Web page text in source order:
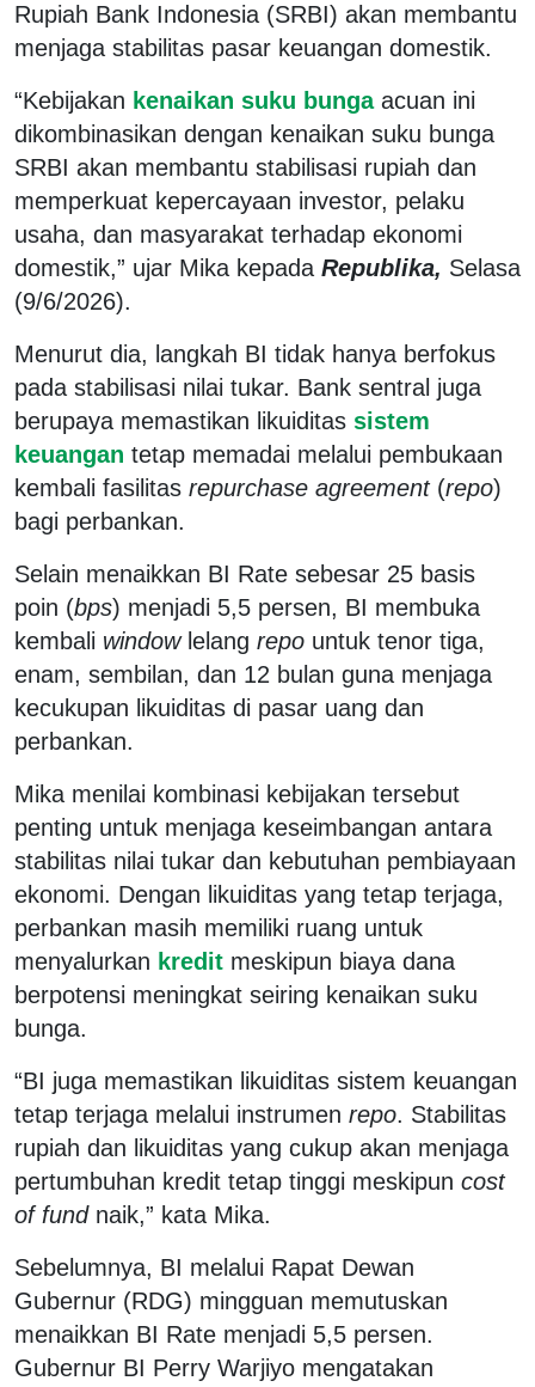
Rupiah Bank Indonesia (SRBI) akan membantu
menjaga stabilitas pasar keuangan domestik.
“Kebijakan kenaikan suku bunga acuan ini
dikombinasikan dengan kenaikan suku bunga
SRBI akan membantu stabilisasi rupiah dan
memperkuat kepercayaan investor, pelaku
usaha, dan masyarakat terhadap ekonomi
domestik,” ujar Mika kepada Republika, Selasa
(9/6/2026).
Menurut dia, langkah BI tidak hanya berfokus
pada stabilisasi nilai tukar. Bank sentral juga
berupaya memastikan likuiditas sistem
keuangan tetap memadai melalui pembukaan
kembali fasilitas repurchase agreement(repo)
bagi perbankan.
Selain menaikkan BI Rate sebesar 25 basis
poin (bps) menjadi 5,5 persen, BI membuka
kembali windowlelang repo untuk tenor tiga,
enam, sembilan, dan 12 bulan guna menjaga
kecukupan likuiditas di pasar uang dan
perbankan.
Mika menilai kombinasi kebijakan tersebut
penting untuk menjaga keseimbangan antara
stabilitas nilai tukar dan kebutuhan pembiayaan
ekonomi. Dengan likuiditas yang tetap terjaga,
perbankan masih memiliki ruang untuk
menyalurkan kredit meskipun biaya dana
berpotensi meningkat seiring kenaikan suku
bunga.
“BI juga memastikan likuiditas sistem keuangan
tetap terjaga melalui instrumen repo. Stabilitas
rupiah dan likuiditas yang cukup akan menjaga
pertumbuhan kredit tetap tinggi meskipun cost
of fundnaik,” kata Mika.
Sebelumnya, BI melalui Rapat Dewan
Gubernur (RDG) mingguan memutuskan
menaikkan BI Rate menjadi 5,5 persen.
Gubernur BI Perry Warjiyo mengatakan